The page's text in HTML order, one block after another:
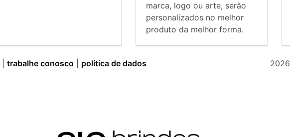
marca, logo ou arte, serão
personalizados no melhor
produto da melhor forma.
trabalhe conosco política de dados 2026